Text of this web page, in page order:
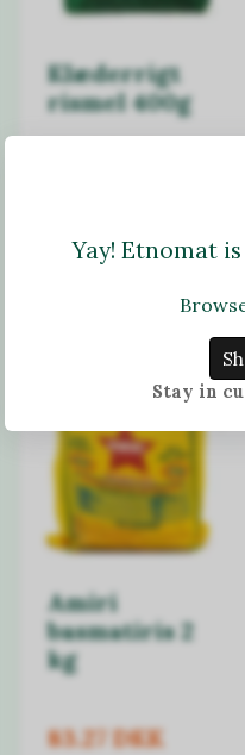
Klæderrigt
rismel 400g
På lager
Amiri
basmatiris 2
kg
83.27 DKK
Yay! Etnomat
Stay in